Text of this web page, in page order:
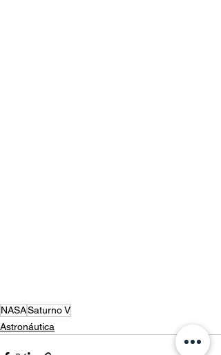
NASASaturno V
Astronáutica